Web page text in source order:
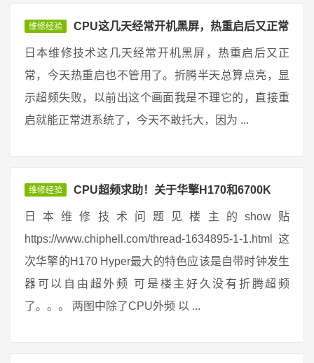
维修经验 CPU这几天经常开机黑屏，热重启后又正常
日本维修技术这几天经常开机黑屏，热重启后又正
常，今天热重启也不管用了。折腾半天总算点亮，显
示超频失败，以前出这个画面我是不理它的，直接重
启就能正常进系统了，今天不敢托大，因为 ...
维修经验 CPU超频求助！关于华擎H170和6700K
日本维修技术问题见楼主的show贴
https://www.chiphell.com/thread-1634895-1-1.html 这
次华擎的H170 Hyper最大的特色应该是自带时钟发生
器可以自由超外频 可是楼主好久没有折腾超频
了。。。 两图中除了CPU外频 以 ...